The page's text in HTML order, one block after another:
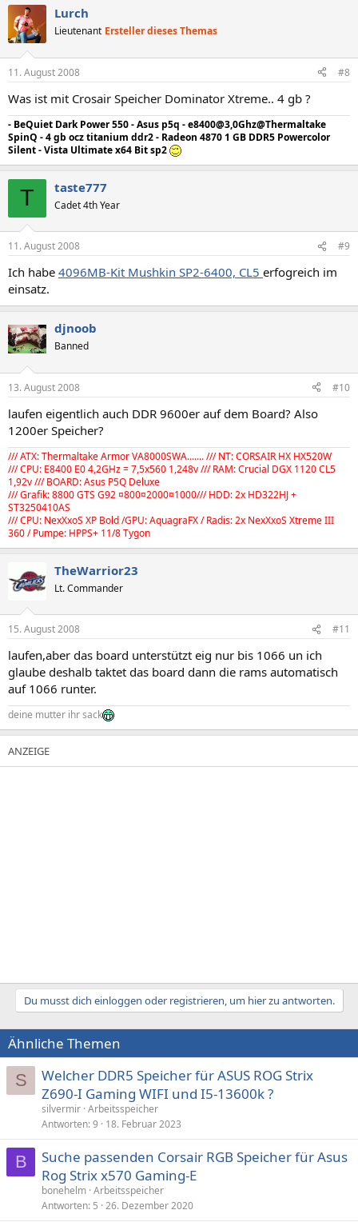
Lurch
Lieutenant Ersteller dieses Themas
11. August 2008 #8
Was ist mit Crosair Speicher Dominator Xtreme.. 4 gb ?
- BeQuiet Dark Power 550 - Asus p5q - e8400@3,0Ghz@Thermaltake
SpinQ - 4 gb ocz titanium ddr2 - Radeon 4870 1 GB DDR5 Powercolor
Silent - Vista Ultimate x64 Bit sp2
T taste777
Cadet 4th Year
11. August 2008 #9
Ich habe 4096MB-Kit Mushkin SP2-6400, CL5 erfogreich im
einsatz.
djnoob
Banned
13. August 2008 #10
laufen eigentlich auch DDR 9600er auf dem Board? Also
1200er Speicher?
/// ATX: Thermaltake Armor VA8000SWA....... /// NT: CORSAIR HX HX520W
/// CPU: E8400 E0 4,2GHz = 7,5x560 1,248v /// RAM: Crucial DGX 1120 CL5
1,92v /// BOARD: Asus P5Q Deluxe
/// Grafik: 8800 GTS G92 ¤800¤2000¤1000/// HDD: 2x HD322HJ +
ST3250410AS
/// CPU: NexXxoS XP Bold /GPU: AquagraFX / Radis: 2x NexXxoS Xtreme III
360 / Pumpe: HPPS+ 11/8 Tygon
TheWarrior23
Lt. Commander
15. August 2008 #11
laufen,aber das board unterstützt eig nur bis 1066 un ich
glaube deshalb taktet das board dann die rams automatisch
auf 1066 runter.
deine mutter ihr sack
Du musst dich einloggen oder registrieren, um hier zu antworten.
Ähnliche Themen
S
Welcher DDR5 Speicher für ASUS ROG Strix
Z690-I Gaming WIFI und I5-13600k ?
silvermir Arbeitsspeicher
Antworten 9 18. Februar 2023
B
Suche passenden Corsair RGB Speicher für Asus
Rog Strix x570 Gaming-E
bonehelm Arbeitsspeicher
Antworten 5 26. Dezember 2020